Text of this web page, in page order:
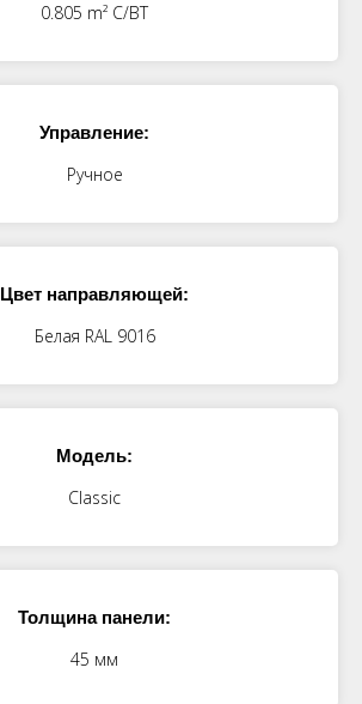
0.805 m² С/ВТ
Управление:
Ручное
Цвет направляющей:
Белая RAL 9016
Модель:
Classic
Толщина панели:
45 мм